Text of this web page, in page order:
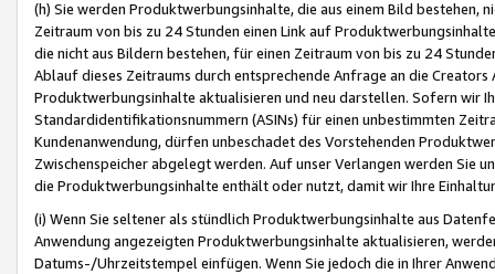
(h) Sie werden Produktwerbungsinhalte, die aus einem Bild bestehen,
Zeitraum von bis zu 24 Stunden einen Link auf
die nicht aus Bildern bestehen, für einen Zeitraum von bis zu 24
Ablauf dieses Zeitraums durch entsprechende Anfrage an die
Produktwerbungsinhalte aktualisieren und neu darstellen. Sofern wir
Standardidentifikationsnummern (ASINs) für einen unbestimmten
Kundenanwendung, dürfen unbeschadet des Vorstehenden
Zwischenspeicher abgelegt werden. Auf unser Verlangen werden Sie
die Produktwerbungsinhalte enthält oder nutzt, damit wir Ihre
(i) Wenn Sie seltener als stündlich Produktwerbungsinhalte aus
Anwendung angezeigten Produktwerbungsinhalte aktualisieren,
Datums-/Uhrzeitstempel einfügen. Wenn Sie jedoch die in Ihrer